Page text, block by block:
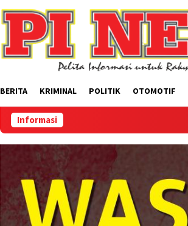
BERITA KRIMINAL POLITIK OTOMOTIF
Informasi